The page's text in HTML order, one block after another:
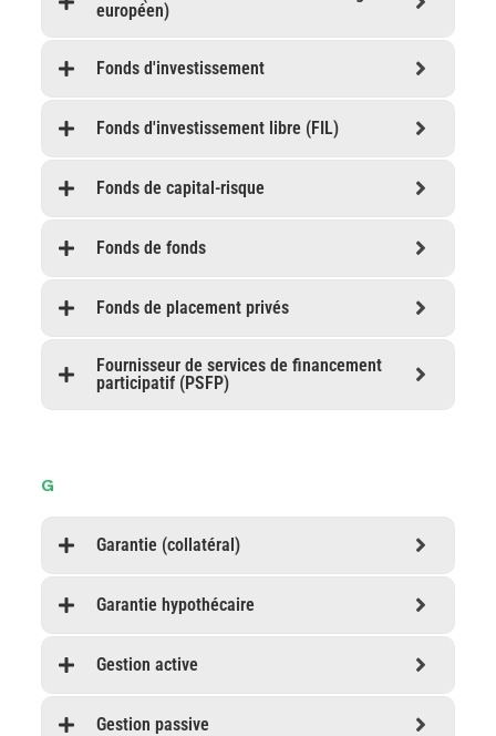
européen)
Fonds d'investissement
Fonds d'investissement libre (FIL)
Fonds de capital-risque
Fonds de fonds
Fonds de placement privés
Fournisseur de services de financement
participatif (PSFP)
G
Garantie (collatéral)
Garantie hypothécaire
Gestion active
Gestion passive